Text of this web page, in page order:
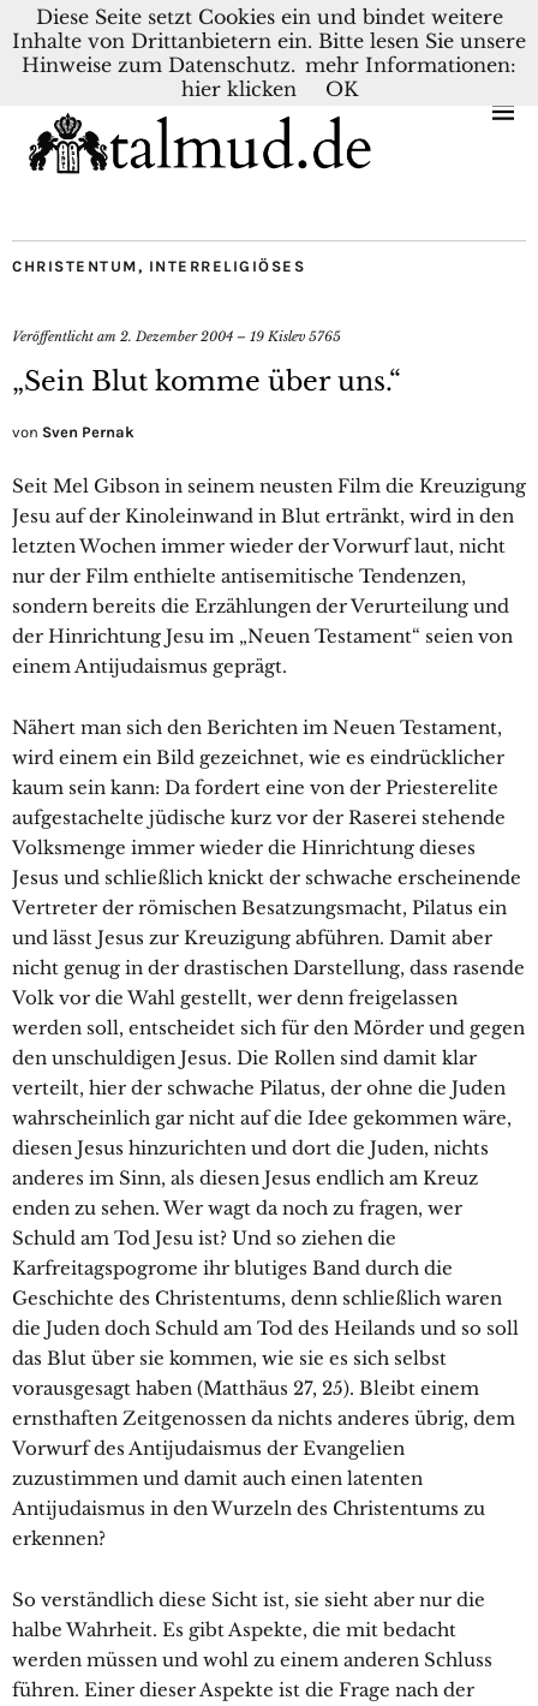
KONTAKT BLOG DEUTSCH NEDERLANDS
CHRISTENTUM, INTERRELIGIÖSES
Veröffentlicht am 2. Dezember 2004 – 19 Kislev 5765
„Sein Blut komme über uns.“
von Sven Pernak
Seit Mel Gibson in seinem neusten Film die Kreuzigung
Jesu auf der Kinoleinwand in Blut ertränkt, wird in den
letzten Wochen immer wieder der Vorwurf laut, nicht
nur der Film enthielte antisemitische Tendenzen,
sondern bereits die Erzählungen der Verurteilung und
der Hinrichtung Jesu im „Neuen Testament“ seien von
einem Antijudaismus geprägt.
Nähert man sich den Berichten im Neuen Testament,
wird einem ein Bild gezeichnet, wie es eindrücklicher
kaum sein kann: Da fordert eine von der Priesterelite
aufgestachelte jüdische kurz vor der Raserei stehende
Volksmenge immer wieder die Hinrichtung dieses
Jesus und schließlich knickt der schwache erscheinende
Vertreter der römischen Besatzungsmacht, Pilatus ein
und lässt Jesus zur Kreuzigung abführen. Damit aber
nicht genug in der drastischen Darstellung, dass rasende
Volk vor die Wahl gestellt, wer denn freigelassen
werden soll, entscheidet sich für den Mörder und gegen
den unschuldigen Jesus. Die Rollen sind damit klar
verteilt, hier der schwache Pilatus, der ohne die Juden
wahrscheinlich gar nicht auf die Idee gekommen wäre,
diesen Jesus hinzurichten und dort die Juden, nichts
anderes im Sinn, als diesen Jesus endlich am Kreuz
enden zu sehen. Wer wagt da noch zu fragen, wer
Schuld am Tod Jesu ist? Und so ziehen die
Karfreitagspogrome ihr blutiges Band durch die
Geschichte des Christentums, denn schließlich waren
die Juden doch Schuld am Tod des Heilands und so soll
das Blut über sie kommen, wie sie es sich selbst
vorausgesagt haben (Matthäus 27, 25). Bleibt einem
ernsthaften Zeitgenossen da nichts anderes übrig, dem
Vorwurf des Antijudaismus der Evangelien
zuzustimmen und damit auch einen latenten
Antijudaismus in den Wurzeln des Christentums zu
erkennen?
So verständlich diese Sicht ist, sie sieht aber nur die
halbe Wahrheit. Es gibt Aspekte, die mit bedacht
werden müssen und wohl zu einem anderen Schluss
führen. Einer dieser Aspekte ist die Frage nach der
Diese Seite setzt Cookies ein und bindet weitere
Inhalte von Drittanbietern ein. Bitte lesen Sie unsere
Hinweise zum Datenschutz. mehr Informationen:
hier klicken
OK